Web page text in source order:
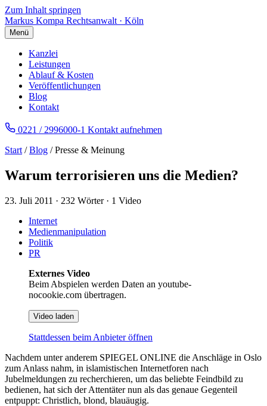
Zum Inhalt springen
Markus Kompa Rechtsanwalt · Köln
Menü
Kanzlei
Leistungen
Ablauf & Kosten
Veröffentlichungen
Blog
Kontakt
0221 / 2996000-1 Kontakt aufnehmen
Start /Blog / Presse & Meinung
Warum terrorisieren uns die Medien?
23. Juli 2011 · 232 Wörter · 1 Video
Internet
Medienmanipulation
Politik
PR
Externes Video
Beim Abspielen werden Daten an youtube-
nocookie.com übertragen.
Video laden
Stattdessen beim Anbieter öffnen
Nachdem unter anderem SPIEGEL ONLINE die Anschläge in Oslo
zum Anlass nahm, in islamistischen Internetforen nach
Jubelmeldungen zu recherchieren, um das beliebte Feindbild zu
bedienen, hat sich der Attentäter nun als das genaue Gegenteil
entpuppt: Christlich, blond, blauäugig.